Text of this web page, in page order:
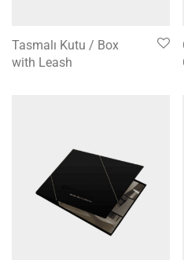
Tasmalı Kutu / Box
with Leash